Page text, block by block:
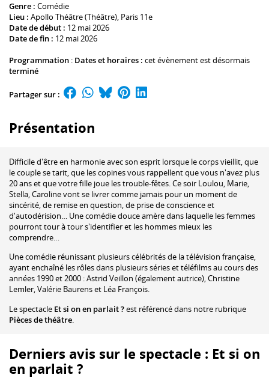
Genre : Comédie
Lieu : Apollo Théâtre (Théâtre), Paris 11e
Date de début : 12 mai 2026
Date de fin : 12 mai 2026
Programmation : Dates et horaires : cet évènement est désormais
terminé
Partager sur :
Présentation
Difficile d'être en harmonie avec son esprit lorsque le corps vieillit, que
le couple se tarit, que les copines vous rappellent que vous n'avez plus
20 ans et que votre fille joue les trouble-fêtes. Ce soir Loulou, Marie,
Stella, Caroline vont se livrer comme jamais pour un moment de
sincérité, de remise en question, de prise de conscience et
d'autodérision… Une comédie douce amère dans laquelle les femmes
pourront tour à tour s'identifier et les hommes mieux les
comprendre…
Une comédie réunissant plusieurs célébrités de la télévision française,
ayant enchaîné les rôles dans plusieurs séries et téléfilms au cours des
années 1990 et 2000 : Astrid Veillon (également autrice), Christine
Lemler, Valérie Baurens et Léa François.
Le spectacle Et si on en parlait ?est référencé dans notre rubrique
Pièces de théâtre.
Derniers avis sur le spectacle : Et si on
en parlait ?